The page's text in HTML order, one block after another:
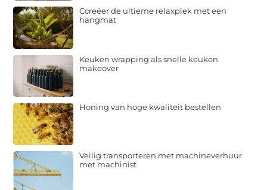
Ccreëer de ultieme relaxplek met een
hangmat
Keuken wrapping als snelle keuken
makeover
Honing van hoge kwaliteit bestellen
Veilig transporteren met machineverhuur
met machinist